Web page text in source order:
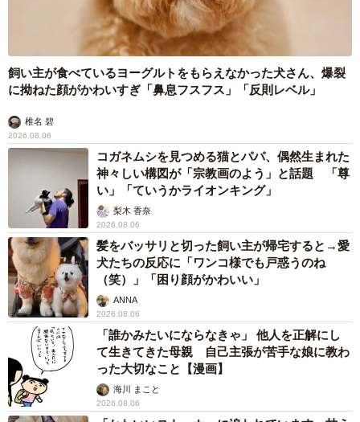
飼い主が食べているヨーグルトをもらえなかった犬さん、爆裂
に拗ねた顔がかわいすぎ「鼻息フスフス」「反則レベル」
椎名 碧
2026.08.06
コガネムシを見つめる猫とパパ、偶然生まれた
神々しい構図が「宗教画のよう」と話題 「尊
い」「ていうかライオンキング」
梨木 香奈
2026.08.06
髪をバッサリと切った飼い主が帰宅すると→愛
犬たちの反応に「ワンコ様でも戸惑うのね
（笑）」「困り顔がかわいい」
ANNA
2026.08.06
「誰かみたいにならなきゃ」 他人を正解にし
て生きてきた母親 自己主張が苦手な娘に教わ
った大切なこと【漫画】
海川 まこと
2026.08.06